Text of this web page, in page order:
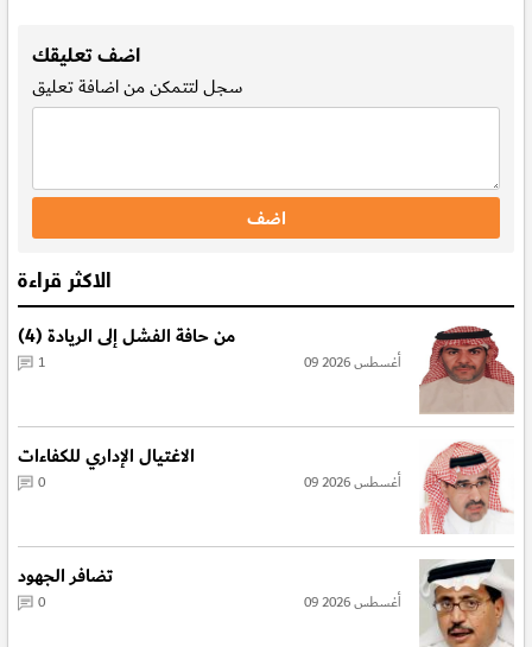
اضف تعليقك
سجللتتمكن من اضافة تعليق
الاكثر قراءة
من حافة الفشل إلى الريادة (4)
09 أغسطس 2026 1
الاغتيال الإداري للكفاءات
09 أغسطس 2026 0
تضافر الجهود
09 أغسطس 2026 0